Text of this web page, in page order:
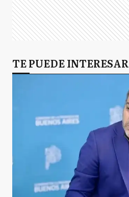
TE PUEDE INTERESAR